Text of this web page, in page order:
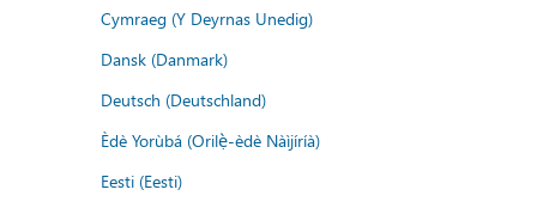
Cymraeg (Y Deyrnas Unedig)
Dansk (Danmark)
Deutsch (Deutschland)
Èdè Yorùbá (Orilẹ̀-èdè Nàìjíríà)
Eesti (Eesti)